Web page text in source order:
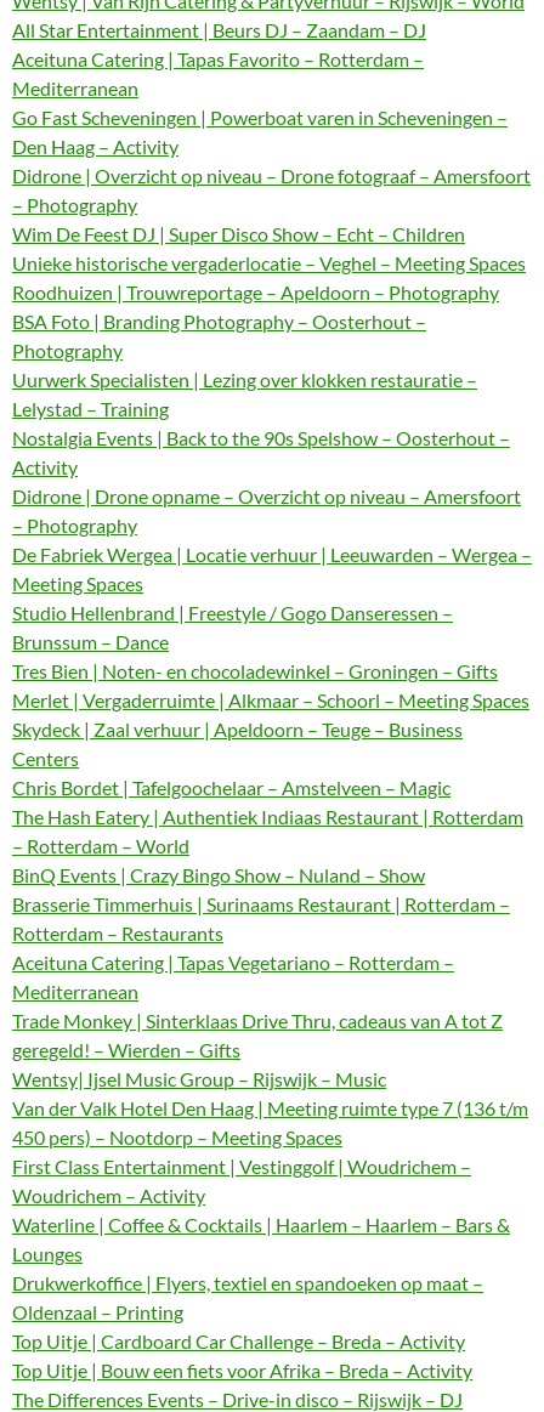
All Star Entertainment | Beurs DJ – Zaandam – DJ
Aceituna Catering | Tapas Favorito – Rotterdam –
Mediterranean
Go Fast Scheveningen | Powerboat varen in Scheveningen –
Den Haag – Activity
Didrone | Overzicht op niveau – Drone fotograaf – Amersfoort
– Photography
Wim De Feest DJ | Super Disco Show – Echt – Children
Unieke historische vergaderlocatie – Veghel – Meeting Spaces
Roodhuizen | Trouwreportage – Apeldoorn – Photography
BSA Foto | Branding Photography – Oosterhout –
Photography
Uurwerk Specialisten | Lezing over klokken restauratie –
Lelystad – Training
Nostalgia Events | Back to the 90s Spelshow – Oosterhout –
Activity
Didrone | Drone opname – Overzicht op niveau – Amersfoort
– Photography
De Fabriek Wergea | Locatie verhuur | Leeuwarden – Wergea –
Meeting Spaces
Studio Hellenbrand | Freestyle / Gogo Danseressen –
Brunssum – Dance
Tres Bien | Noten- en chocoladewinkel – Groningen – Gifts
Merlet | Vergaderruimte | Alkmaar – Schoorl – Meeting Spaces
Skydeck | Zaal verhuur | Apeldoorn – Teuge – Business
Centers
Chris Bordet | Tafelgoochelaar – Amstelveen – Magic
The Hash Eatery | Authentiek Indiaas Restaurant | Rotterdam
– Rotterdam – World
BinQ Events | Crazy Bingo Show – Nuland – Show
Brasserie Timmerhuis | Surinaams Restaurant | Rotterdam –
Rotterdam – Restaurants
Aceituna Catering | Tapas Vegetariano – Rotterdam –
Mediterranean
Trade Monkey | Sinterklaas Drive Thru, cadeaus van A tot Z
geregeld! – Wierden – Gifts
Wentsy| Ijsel Music Group – Rijswijk – Music
Van der Valk Hotel Den Haag | Meeting ruimte type 7 (136 t/m
450 pers) – Nootdorp – Meeting Spaces
First Class Entertainment | Vestinggolf | Woudrichem –
Woudrichem – Activity
Waterline | Coffee & Cocktails | Haarlem – Haarlem – Bars &
Lounges
Drukwerkoffice | Flyers, textiel en spandoeken op maat –
Oldenzaal – Printing
Top Uitje | Cardboard Car Challenge – Breda – Activity
Top Uitje | Bouw een fiets voor Afrika – Breda – Activity
The Differences Events – Drive-in disco – Rijswijk – DJ